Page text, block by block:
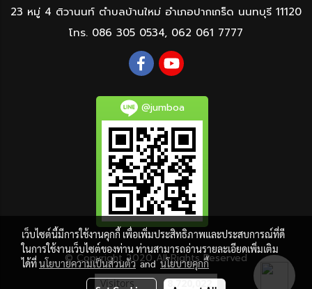
23 หมู่ 4 ติวานนท์ ตำบลบ้านใหม่ อำเภอปากเกร็ด นนทบุรี 11120
โทร. 086 305 0534, 062 061 7777
@jumboa
© Copyright 2020 All Rights Reserved
Visitors 8,720,022
เว็บไซต์นี้มีการใช้งานคุกกี้ เพื่อเพิ่มประสิทธิภาพและประสบการณ์ที่ดี
ในการใช้งานเว็บไซต์ของท่าน ท่านสามารถอ่านรายละเอียดเพิ่มเติม
ได้ที่นโยบายความเป็นส่วนตัวandนโยบายคุกกี้